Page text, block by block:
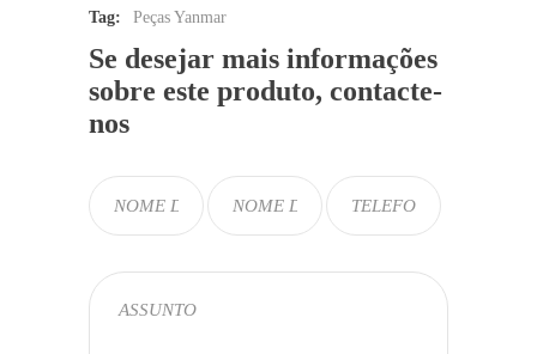
Tag: Peças Yanmar
Se desejar mais informações
sobre este produto, contacte-
nos